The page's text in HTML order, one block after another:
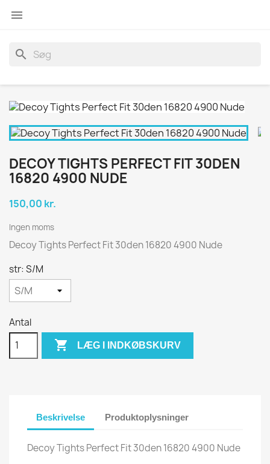

search
DECOY TIGHTS PERFECT FIT 30DEN
16820 4900 NUDE
150,00 kr.
Ingen moms
Decoy Tights Perfect Fit 30den 16820 4900 Nude
str: S/M
Antal
 LÆG I INDKØBSKURV
Beskrivelse Produktoplysninger
Decoy Tights Perfect Fit 30den 16820 4900 Nude